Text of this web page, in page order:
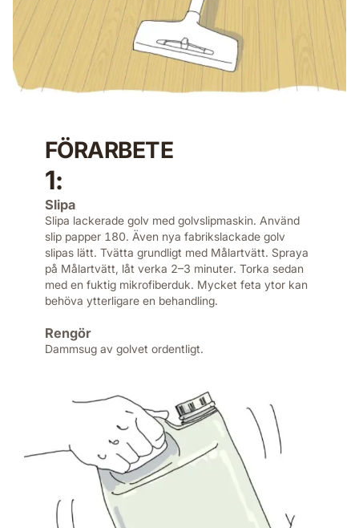
FÖRARBETE
1:
Slipa
Slipa lackerade golv med golvslipmaskin. Använd
slip papper 180. Även nya fabrikslackade golv
slipas lätt. Tvätta grundligt med Målartvätt. Spraya
på Målartvätt, låt verka 2–3 minuter. Torka sedan
med en fuktig mikrofiberduk. Mycket feta ytor kan
behöva ytterligare en behandling.
Rengör
Dammsug av golvet ordentligt.